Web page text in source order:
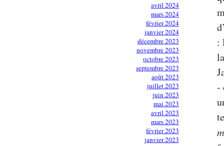
avril 2024
mars 2024
février 2024
janvier 2024
décembre 2023
novembre 2023
octobre 2023
septembre 2023
août 2023
juillet 2023
juin 2023
mai 2023
avril 2023
mars 2023
février 2023
janvier 2023
:
-